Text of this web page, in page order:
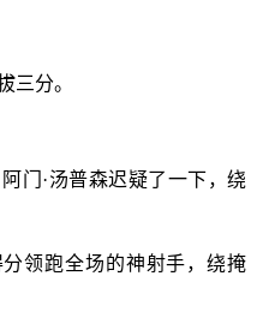
分。
门·汤普森迟疑了一下，绕
领跑全场的神射手，绕掩